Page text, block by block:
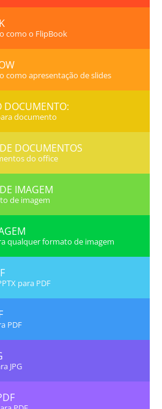
como o FlipBook
como apresentação de slides
DOCUMENTO:
documento
DOCUMENTOS
do office
IMAGEM
de imagem
qualquer formato de imagem
para PDF
PDF
JPG